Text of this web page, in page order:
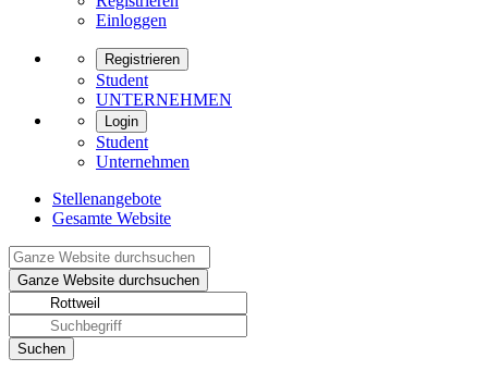
Einloggen
Registrieren
Student
UNTERNEHMEN
Login
Student
Unternehmen
Stellenangebote
Gesamte Website